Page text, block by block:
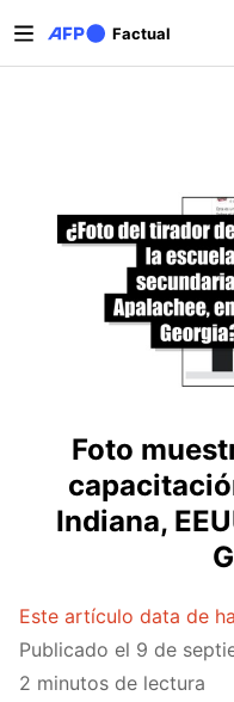
Factual
Solapas
Foto
Indiana,
Este artículo data de
Publicado el 9 de
2 minutos de lectura